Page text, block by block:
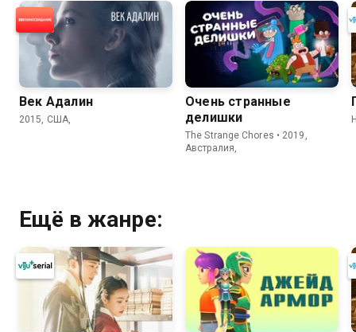
Век Адалин
2015, США,
Очень странные
делишки
The Strange Chores • 2019,
Австралия,
Ещё в жанре: